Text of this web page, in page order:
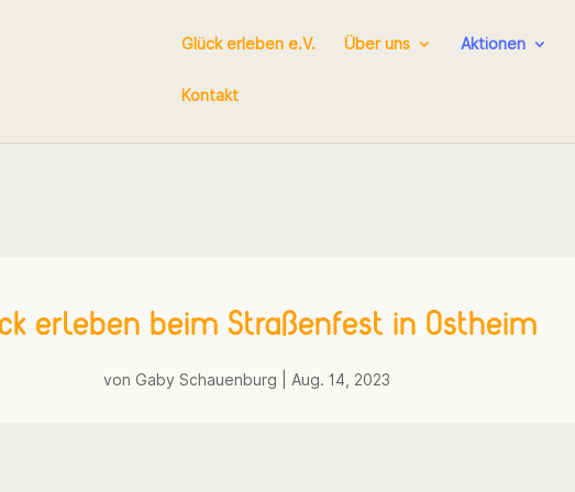
Glück erleben e.V. Über uns Aktionen
Kontakt
erleben beim Straßenfest in Ostheim
von Gaby Schauenburg Aug. 14, 2023